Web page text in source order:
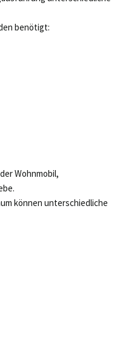
benötigt:
Wohnmobil,
können unterschiedliche